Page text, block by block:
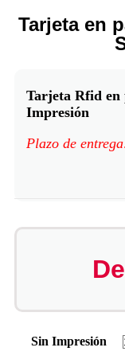
Tarjeta en
Tarjeta Rfid en
Impresión
Plazo de
Sin Impresión